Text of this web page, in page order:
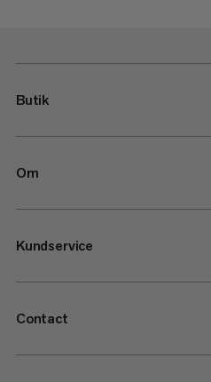
Butik
Om
Kundservice
Contact